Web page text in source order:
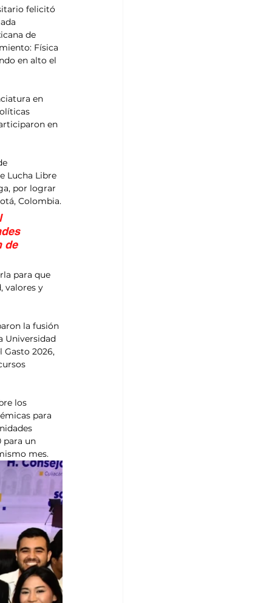
felicitó
de
Física
en alto el
en
en
Lucha Libre
por lograr
Colombia.
de
para que
valores y
la fusión
Universidad
Gasto 2026,
los
para
para un
mes.